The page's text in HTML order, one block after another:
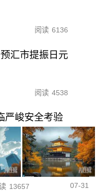
阅读 6136
汇市提振日元
阅读 4538
严峻安全考验
13657 07-31